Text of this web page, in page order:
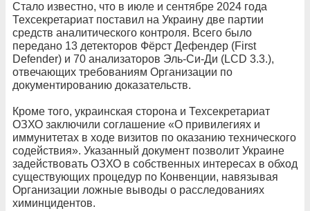
Стало известно, что в июле и сентябре 2024 года
Техсекретариат поставил на Украину две партии
средств аналитического контроля. Всего было
передано 13 детекторов Фёрст Дефендер (First
Defender) и 70 анализаторов Эль-Си-Ди (LCD 3.3.),
отвечающих требованиям Организации по
документированию доказательств.
Кроме того, украинская сторона и Техсекретариат
ОЗХО заключили соглашение «О привилегиях и
иммунитетах в ходе визитов по оказанию технического
содействия». Указанный документ позволит Украине
задействовать ОЗХО в собственных интересах в обход
существующих процедур по Конвенции, навязывая
Организации ложные выводы о расследованиях
химинцидентов.